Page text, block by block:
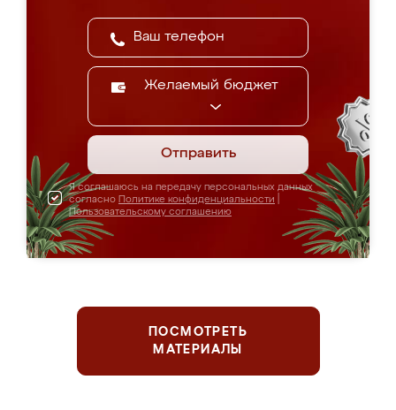
Желаемый бюджет
Отправить
Я соглашаюсь на передачу персональных данных
согласно Политике конфиденциальности
Пользовательскому соглашению
ПОСМОТРЕТЬ
МАТЕРИАЛЫ